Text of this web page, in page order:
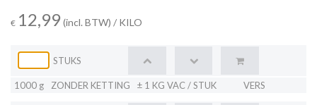
€ 12,99(incl. BTW) / KILO
STUKS
1000 g ZONDER KETTING ± 1 KG VAC / STUK VERS